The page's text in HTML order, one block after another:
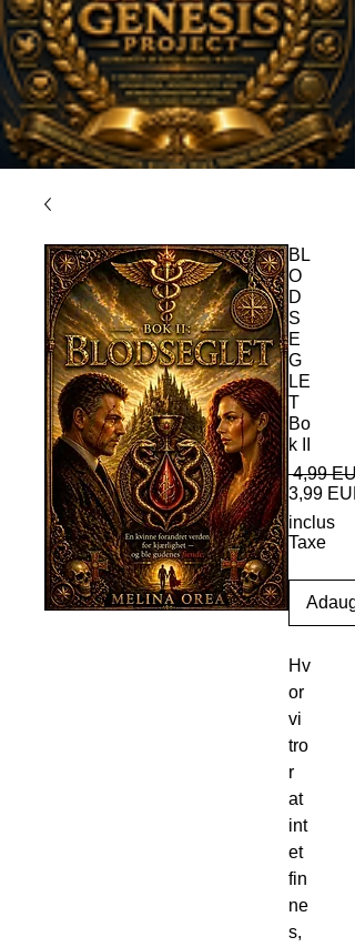
BL
O
D
S
E
G
LE
T
Bo
k II
4,99
3,99
inclus
Taxe
Hv
or
vi
tro
r
at
int
et
fin
ne
s,